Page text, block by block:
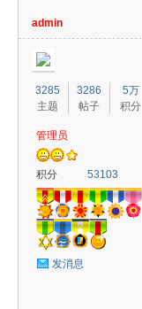
admin
3285
主题
3286
帖子
5万
积分
管理员
积分 53103
发消息